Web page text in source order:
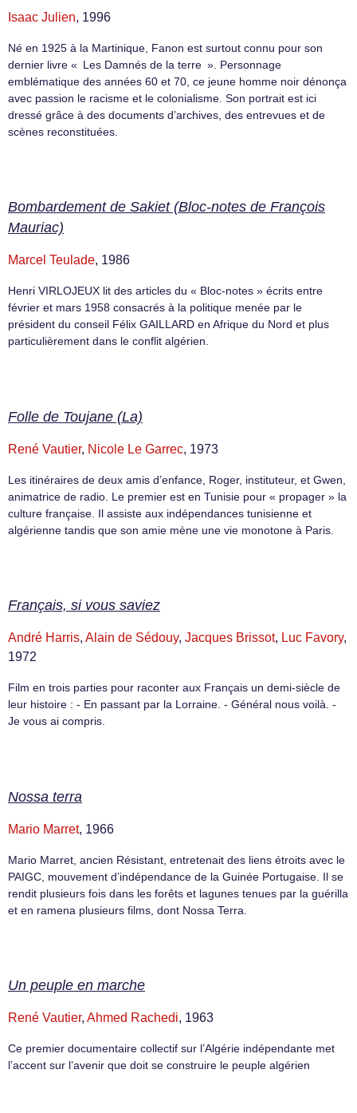
Isaac Julien, 1996
Né en 1925 à la Martinique, Fanon est surtout connu pour son
dernier livre « Les Damnés de la terre ». Personnage
emblématique des années 60 et 70, ce jeune homme noir dénonça
avec passion le racisme et le colonialisme. Son portrait est ici
dressé grâce à des documents d’archives, des entrevues et de
scènes reconstituées.
Bombardement de Sakiet (Bloc-notes de François
Mauriac)
Marcel Teulade, 1986
Henri VIRLOJEUX lit des articles du « Bloc-notes » écrits entre
février et mars 1958 consacrés à la politique menée par le
président du conseil Félix GAILLARD en Afrique du Nord et plus
particulièrement dans le conflit algérien.
Folle de Toujane (La)
René Vautier, Nicole Le Garrec, 1973
Les itinéraires de deux amis d’enfance, Roger, instituteur, et Gwen,
animatrice de radio. Le premier est en Tunisie pour « propager » la
culture française. Il assiste aux indépendances tunisienne et
algérienne tandis que son amie mène une vie monotone à Paris.
Français, si vous saviez
André Harris, Alain de Sédouy, Jacques Brissot, Luc Favory,
1972
Film en trois parties pour raconter aux Français un demi-siècle de
leur histoire : - En passant par la Lorraine. - Général nous voilà. -
Je vous ai compris.
Nossa terra
Mario Marret, 1966
Mario Marret, ancien Résistant, entretenait des liens étroits avec le
PAIGC, mouvement d’indépendance de la Guinée Portugaise. Il se
rendit plusieurs fois dans les forêts et lagunes tenues par la guérilla
et en ramena plusieurs films, dont Nossa Terra.
Un peuple en marche
René Vautier, Ahmed Rachedi, 1963
Ce premier documentaire collectif sur l’Algérie indépendante met
l’accent sur l’avenir que doit se construire le peuple algérien